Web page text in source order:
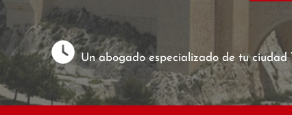
Un abogado especializado de tu ciudad